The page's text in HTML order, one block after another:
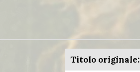
Titolo originale: